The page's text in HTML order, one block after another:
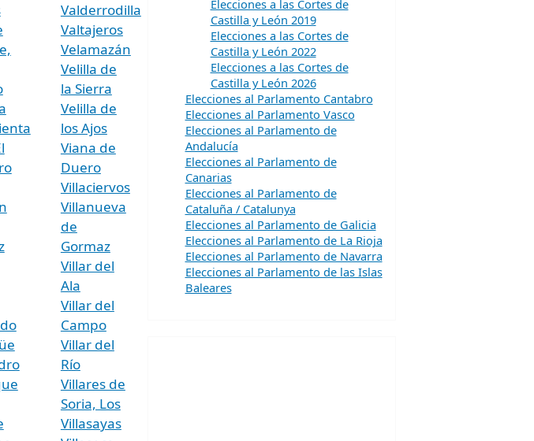
Valderrodilla
Valtajeros
Velamazán
Velilla de
la Sierra
Velilla de
los Ajos
Viana de
Duero
Villaciervos
Villanueva
de
Gormaz
Villar del
Ala
Villar del
Campo
Villar del
Río
Villares de
Soria, Los
Villasayas
Elecciones a las Cortes de
Castilla y León 2019
Elecciones a las Cortes de
Castilla y León 2022
Elecciones a las Cortes de
Castilla y León 2026
Elecciones al Parlamento Cantabro
Elecciones al Parlamento Vasco
Elecciones al Parlamento de
Andalucía
Elecciones al Parlamento de
Canarias
Elecciones al Parlamento de
Cataluña / Catalunya
Elecciones al Parlamento de Galicia
Elecciones al Parlamento de La Rioja
Elecciones al Parlamento de Navarra
Elecciones al Parlamento de las Islas
Baleares